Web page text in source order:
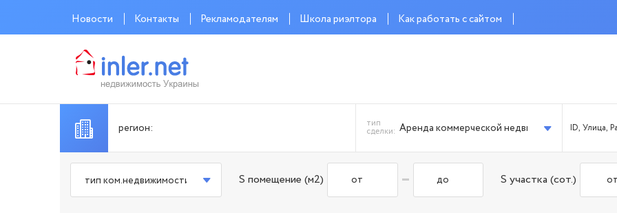
Новости Контакты Рекламодателям Школа риэлтора Как работать с сайтом
тип
сделки: Аренда коммерческой недвижимости
тип ком.недвижимости S помещение (м2) - S участка (сот.)